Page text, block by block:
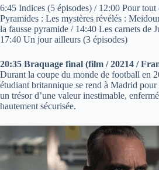
6:45 Indices (5 épisodes) / 12:00 Pour
Pyramides : Les mystères révélés :
la fausse pyramide / 14:40 Les carnets de
17:40 Un jour ailleurs (3 épisodes)
20:35 Braquage final (film / 20214 /
Durant la coupe du monde de football en
étudiant britannique se rend à Madrid pour
un trésor d’une valeur inestimable,
hautement sécurisée.